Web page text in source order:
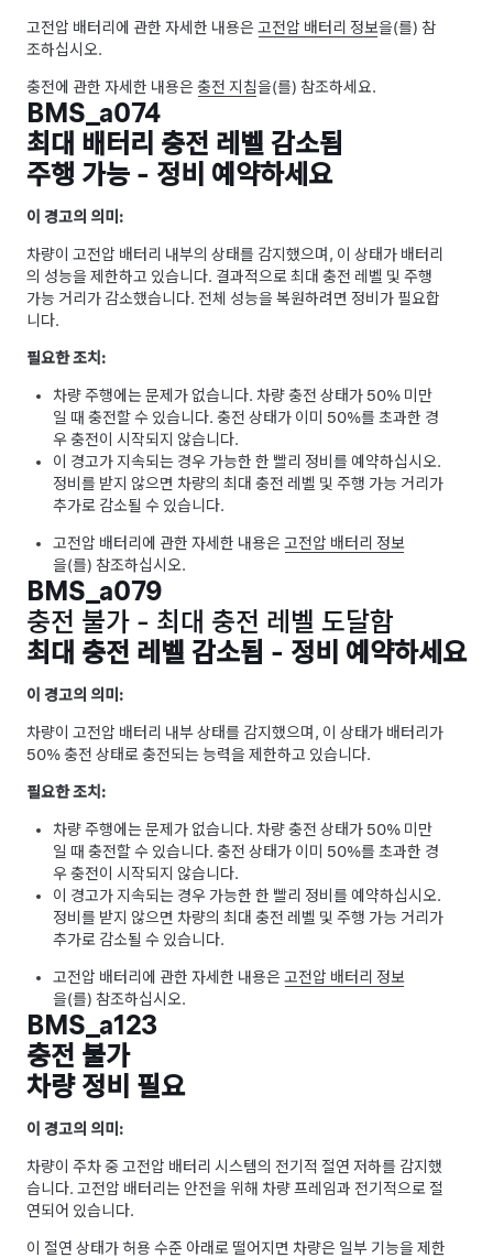
고전압 배터리에 관한 자세한 내용은고전압 배터리 정보을(를) 참
조하십시오.
충전에 관한 자세한 내용은충전 지침을(를) 참조하세요.
BMS_a074
최대 배터리 충전 레벨 감소됨
주행 가능 - 정비 예약하세요
이 경고의 의미:
차량이 고전압 배터리 내부의 상태를 감지했으며, 이 상태가 배터리
의 성능을 제한하고 있습니다. 결과적으로 최대 충전 레벨 및 주행
가능 거리가 감소했습니다. 전체 성능을 복원하려면 정비가 필요합
니다.
필요한 조치:
차량 주행에는 문제가 없습니다. 차량 충전 상태가 50% 미만
일 때 충전할 수 있습니다. 충전 상태가 이미 50%를 초과한 경
우 충전이 시작되지 않습니다.
이 경고가 지속되는 경우 가능한 한 빨리 정비를 예약하십시오.
정비를 받지 않으면 차량의 최대 충전 레벨 및 주행 가능 거리가
추가로 감소될 수 있습니다.
고전압 배터리에 관한 자세한 내용은고전압 배터리 정보
을(를) 참조하십시오.
BMS_a079
충전 불가 - 최대 충전 레벨 도달함
최대 충전 레벨 감소됨 - 정비 예약하세요
이 경고의 의미:
차량이 고전압 배터리 내부 상태를 감지했으며, 이 상태가 배터리가
50% 충전 상태로 충전되는 능력을 제한하고 있습니다.
필요한 조치:
차량 주행에는 문제가 없습니다. 차량 충전 상태가 50% 미만
일 때 충전할 수 있습니다. 충전 상태가 이미 50%를 초과한 경
우 충전이 시작되지 않습니다.
이 경고가 지속되는 경우 가능한 한 빨리 정비를 예약하십시오.
정비를 받지 않으면 차량의 최대 충전 레벨 및 주행 가능 거리가
추가로 감소될 수 있습니다.
고전압 배터리에 관한 자세한 내용은고전압 배터리 정보
을(를) 참조하십시오.
BMS_a123
충전 불가
차량 정비 필요
이 경고의 의미:
차량이 주차 중 고전압 배터리 시스템의 전기적 절연 저하를 감지했
습니다. 고전압 배터리는 안전을 위해 차량 프레임과 전기적으로 절
연되어 있습니다.
이 절연 상태가 허용 수준 아래로 떨어지면 차량은 일부 기능을 제한